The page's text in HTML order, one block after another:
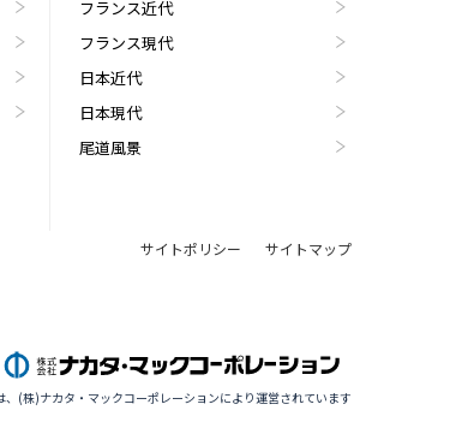
フランス近代
フランス現代
日本近代
日本現代
尾道風景
サイトポリシー サイトマップ
、(株)ナカタ・マックコーポレーションにより運営されています